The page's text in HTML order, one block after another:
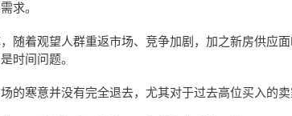
求。
随着观望人群重返市场、竞争加剧，加之新房供应
时间问题。
的寒意并没有完全退去，尤其对于过去高位买入的卖